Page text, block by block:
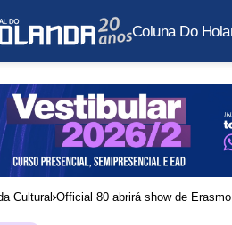
Coluna Do
Cultural Official 80 abrirá show de